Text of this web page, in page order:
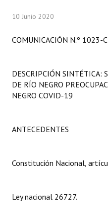
Comisiones Especiales
Programas
Constitución Nacional
Carta Orgánica 2007
10 Junio 2020
COMUNICACIÓN N.º 1023-
DESCRIPCIÓN SINTÉTICA:
DE RÍO NEGRO
NEGRO COVID-19
ANTECEDENTES
Constitución Nacional,
Ley nacional 26727.